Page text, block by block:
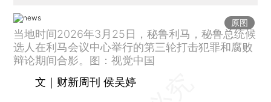
原图
当地时间2026年3月25日，秘鲁利马，秘鲁总统候
选人在利马会议中心举行的第三轮打击犯罪和腐败
辩论期间合影。图：视觉中国
文｜财新周刊 侯吴婷